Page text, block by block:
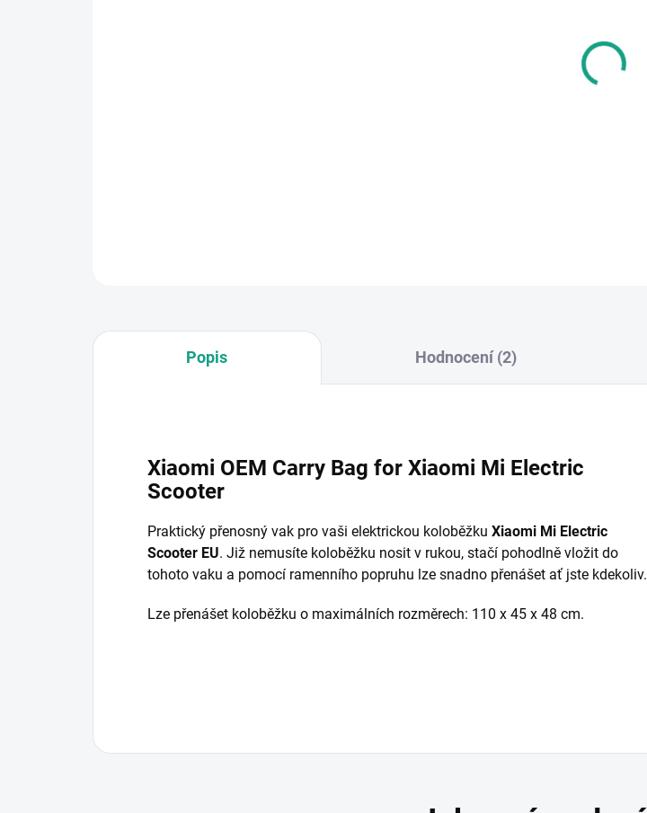
Popis Hodnocení (2)
Xiaomi OEM Carry Bag for Xiaomi Mi Electric
Scooter
Praktický přenosný vak pro vaši elektrickou koloběžku Xiaomi Mi Electric
Scooter EU. Již nemusíte koloběžku nosit v rukou, stačí pohodlně vložit do
tohoto vaku a pomocí ramenního popruhu lze snadno přenášet ať jste kdekoliv.
Lze přenášet koloběžku o maximálních rozměrech: 110 x 45 x 48 cm.